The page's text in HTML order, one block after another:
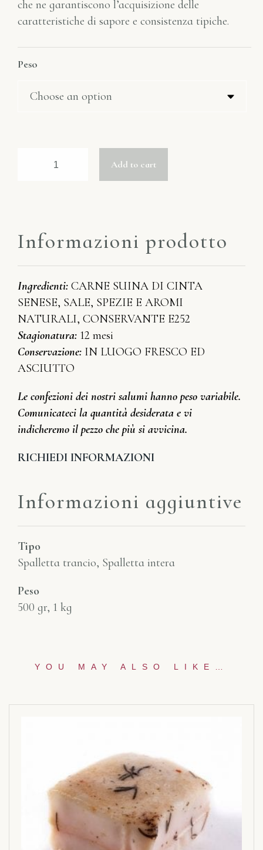
che ne garantiscono l’acquisizione delle
caratteristiche di sapore e consistenza tipiche.
Peso
Add to cart
Informazioni prodotto
Ingredienti: CARNE SUINA DI CINTA
SENESE, SALE, SPEZIE E AROMI
NATURALI, CONSERVANTE E252
Stagionatura: 12 mesi
Conservazione: IN LUOGO FRESCO ED
ASCIUTTO
Le confezioni dei nostri salumi hanno peso variabile.
Comunicateci la quantità desiderata e vi
indicheremo il pezzo che più si avvicina.
RICHIEDI INFORMAZIONI
Informazioni aggiuntive
Tipo
Spalletta trancio, Spalletta intera
Peso
500 gr, 1 kg
YOU MAY ALSO LIKE…